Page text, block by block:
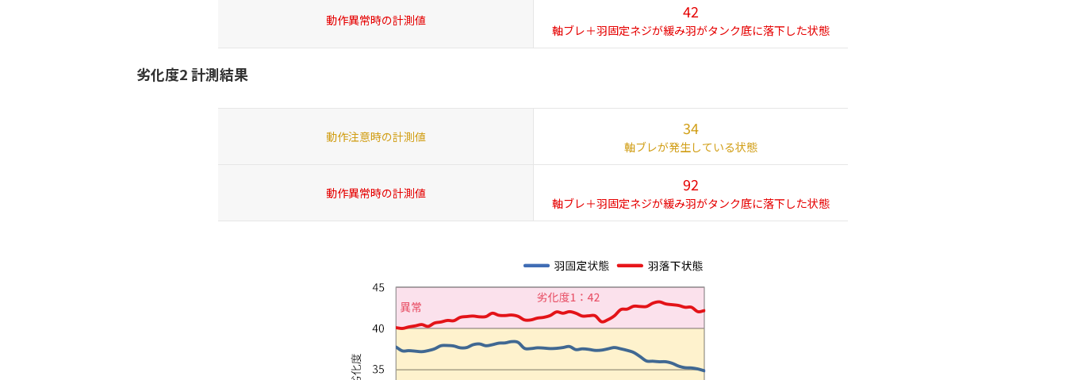
動作異常時の計測値 42
軸ブレ＋羽固定ネジが緩み羽がタンク底に落下した状態
劣化度2 計測結果
動作注意時の計測値 34
軸ブレが発生している状態
動作異常時の計測値 92
軸ブレ＋羽固定ネジが緩み羽がタンク底に落下した状態